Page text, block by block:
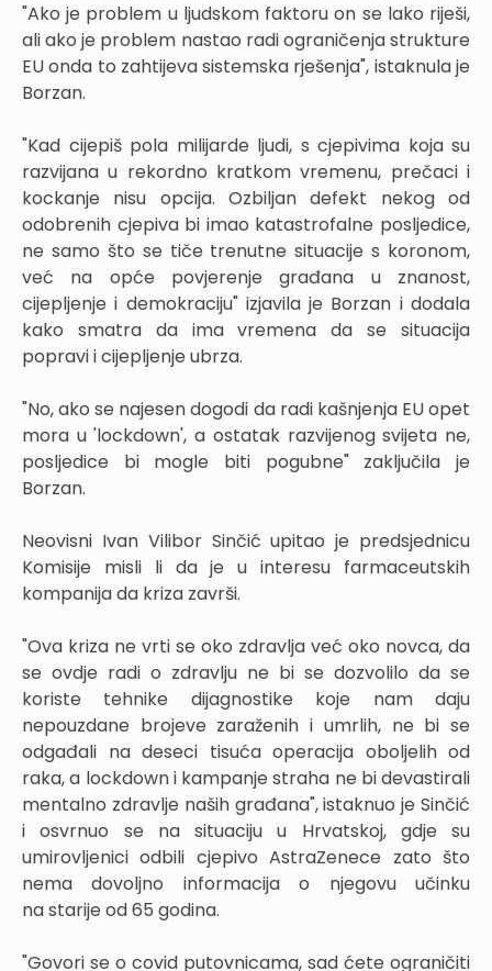
"Ako je problem u ljudskom faktoru on se lako riješi,
ali ako je problem nastao radi ograničenja strukture
EU onda to zahtijeva sistemska rješenja", istaknula je
Borzan.
"Kad cijepiš pola milijarde ljudi, s cjepivima koja su
razvijana u rekordno kratkom vremenu, prečaci i
kockanje nisu opcija. Ozbiljan defekt nekog od
odobrenih cjepiva bi imao katastrofalne posljedice,
ne samo što se tiče trenutne situacije s koronom,
već na opće povjerenje građana u znanost,
cijepljenje i demokraciju" izjavila je Borzan i dodala
kako smatra da ima vremena da se situacija
popravi i cijepljenje ubrza.
"No, ako se najesen dogodi da radi kašnjenja EU opet
mora u 'lockdown', a ostatak razvijenog svijeta ne,
posljedice bi mogle biti pogubne" zaključila je
Borzan.
Neovisni Ivan Vilibor Sinčić upitao je predsjednicu
Komisije misli li da je u interesu farmaceutskih
kompanija da kriza završi.
"Ova kriza ne vrti se oko zdravlja već oko novca, da
se ovdje radi o zdravlju ne bi se dozvolilo da se
koriste tehnike dijagnostike koje nam daju
nepouzdane brojeve zaraženih i umrlih, ne bi se
odgađali na deseci tisuća operacija oboljelih od
raka, a lockdown i kampanje straha ne bi devastirali
mentalno zdravlje naših građana", istaknuo je Sinčić
i osvrnuo se na situaciju u Hrvatskoj, gdje su
umirovljenici odbili cjepivo AstraZenece zato što
nema dovoljno informacija o njegovu učinku
na starije od 65 godina.
"Govori se o covid putovnicama, sad ćete ograničiti